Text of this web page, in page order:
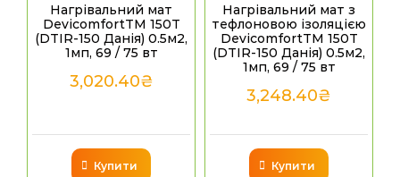
Нагрівальний мат
DevicomfortTM 150T
(DTIR-150 Данія) 0.5м2,
1мп, 69 / 75 вт
3,020.40₴
Купити
Нагрівальний мат з
тефлоновою ізоляцією
DevicomfortTM 150T
(DTIR-150 Данія) 0.5м2,
1мп, 69 / 75 вт
3,248.40₴
Купити